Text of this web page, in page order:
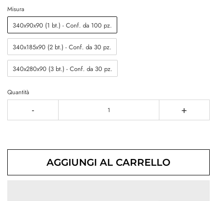
Misura
340x90x90 (1 bt.) - Conf. da 100 pz.
340x185x90 (2 bt.) - Conf. da 30 pz.
340x280x90 (3 bt.) - Conf. da 30 pz.
Quantità
- +
AGGIUNGI AL CARRELLO